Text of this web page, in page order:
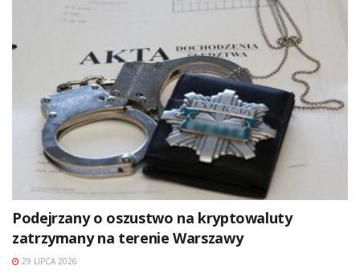
Podejrzany o oszustwo na kryptowaluty
zatrzymany na terenie Warszawy
29 LIPCA 2026